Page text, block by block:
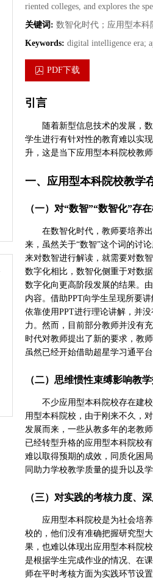
riented colleges, and explores the
关键词: 数智化时代；应用型本科
Keywords: digital intelligence era;
PDF下载
引言
随着新型信息技术的发展，
学生进行有针对性的教育难以实
升，这是当下应用型本科院校教
一、应用型本科院校教学
（一）对“数智”“数智化”存
在数智化时代，教师要培养
来，虽然关于“数智”这个词的讨
来对数智进行解读，就需要对数
数字化相比，数智化侧重于对数
数字化向更高阶段发展的结果。
内容。借助PPT向学生呈现所要
依靠使用PPT进行理论讲解，并
力。然而，目前部分教师并没有
时代对教师提出了新的要求，教
虽然已经开始借助超星学习通平
（二）思维惯性束缚影响教
不少应用型本科院校存在建
用型本科院校，由于刚来不久，
发展而来，一些从教多年的老教
已经转型升格的应用型本科院校
难以取得预期的成效，同质化困
同助力学校教学质量的提升以及
（三）对实践的考核力度、
应用型本科院校是为社会培
校的，他们没有准确把握研究型
果，也难以体现出应用型本科院
是根据学生完成作业的情况、在
师在平时考核方面为实践环节设